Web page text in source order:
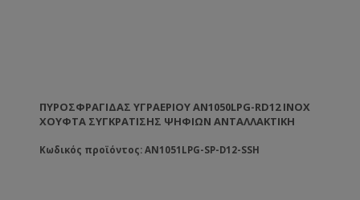
ΠΥΡΟΣΦΡΑΓΊΔΑΣ ΥΓΡΑΕΡΊΟΥ AN1050LPG-RD12 INOX
ΧΟΎΦΤΑ ΣΥΓΚΡΆΤΙΣΗΣ ΨΗΦΊΩΝ ΑΝΤΑΛΛΑΚΤΙΚΉ
Κωδικός προϊόντος: AN1051LPG-SP-D12-SSH